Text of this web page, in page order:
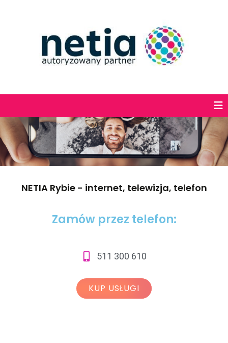
NETIA Rybie - internet, telewizja, telefon
Zamów przez telefon:
511 300 610
KUP USŁUGI